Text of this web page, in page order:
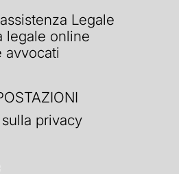
Legale
legale online
avvocati
privacy